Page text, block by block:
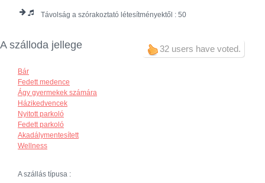
Távolság a szórakoztató létesítményektől : 50
32 users have voted.
A szálloda jellege
Bár
Fedett medence
Ágy gyermekek számára
Házikedvencek
Nyitott parkoló
Fedett parkoló
Akadálymentesített
Wellness
A szállás típusa :